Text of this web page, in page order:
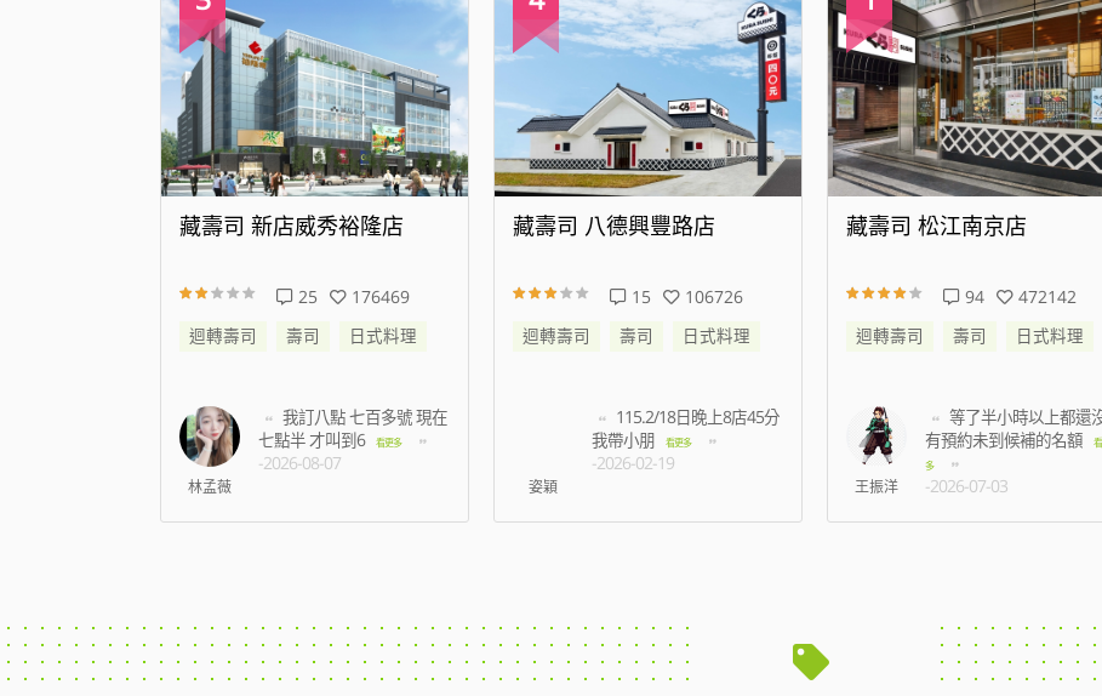
藏壽司 新店威秀裕隆店
25
176469
迴轉壽司
壽司 日式料理
林孟薇
我訂八點 七百多號 現在
七點半 才叫到6
看更多
-2026-08-07
藏壽司 八德興豐路店
15
106726
迴轉壽司
壽司 日式料理
姿穎
115.2/18日晚上8店45分
我帶小朋
看更多
-2026-02-19
藏壽司 松江南京店
94
472142
迴轉壽司
壽司 日式料理
王振洋
等了半小時以上都還
有預約未到候補的名額
多
-2026-07-03